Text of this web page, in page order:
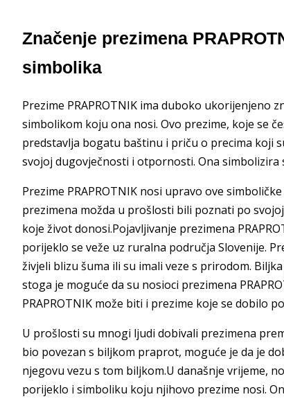
Značenje prezimena
simbolika
Prezime PRAPROTNIK ima duboko ukorijenjeno
simbolikom koju ona nosi. Ovo prezime, koje se
predstavlja bogatu baštinu i priču o precima koji
svojoj dugovječnosti i otpornosti. Ona
Prezime PRAPROTNIK nosi upravo ove
prezimena možda u prošlosti bili poznati po
koje život donosi.Pojavljivanje prezimena
porijeklo se veže uz ruralna područja Slovenije.
živjeli blizu šuma ili su imali veze s prirodom.
stoga je moguće da su nosioci prezimena
PRAPROTNIK može biti i prezime koje se dobilo
U prošlosti su mnogi ljudi dobivali prezimena
bio povezan s biljkom praprot, moguće je da je
njegovu vezu s tom biljkom.U današnje vrijeme,
porijeklo i simboliku koju njihovo prezime nosi.